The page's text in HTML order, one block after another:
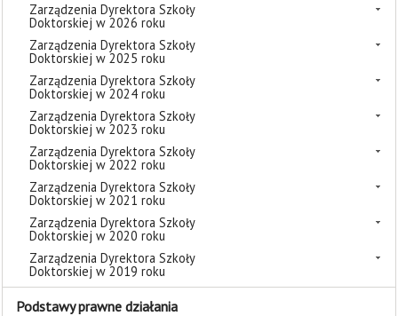
Zarządzenia Dyrektora Szkoły
Doktorskiej w 2026 roku
Zarządzenia Dyrektora Szkoły
Doktorskiej w 2025 roku
Zarządzenia Dyrektora Szkoły
Doktorskiej w 2024 roku
Zarządzenia Dyrektora Szkoły
Doktorskiej w 2023 roku
Zarządzenia Dyrektora Szkoły
Doktorskiej w 2022 roku
Zarządzenia Dyrektora Szkoły
Doktorskiej w 2021 roku
Zarządzenia Dyrektora Szkoły
Doktorskiej w 2020 roku
Zarządzenia Dyrektora Szkoły
Doktorskiej w 2019 roku
Podstawy prawne działania